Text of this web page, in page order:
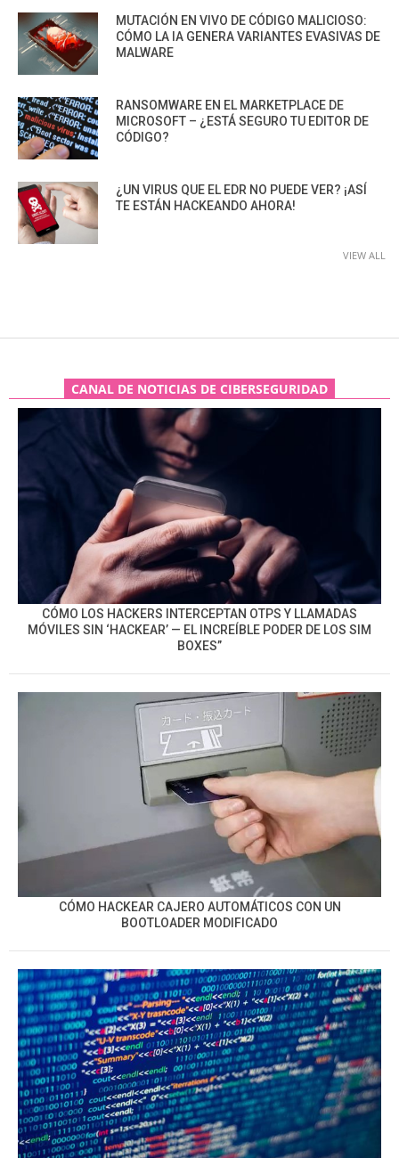
MUTACIÓN EN VIVO DE CÓDIGO MALICIOSO:
CÓMO LA IA GENERA VARIANTES EVASIVAS DE
MALWARE
RANSOMWARE EN EL MARKETPLACE DE
MICROSOFT – ¿ESTÁ SEGURO TU EDITOR DE
CÓDIGO?
¿UN VIRUS QUE EL EDR NO PUEDE VER? ¡ASÍ
TE ESTÁN HACKEANDO AHORA!
VIEW ALL
CANAL DE NOTICIAS DE CIBERSEGURIDAD
CÓMO LOS HACKERS INTERCEPTAN OTPS Y LLAMADAS
MÓVILES SIN ‘HACKEAR’ — EL INCREÍBLE PODER DE LOS SIM
BOXES”
CÓMO HACKEAR CAJERO AUTOMÁTICOS CON UN
BOOTLOADER MODIFICADO